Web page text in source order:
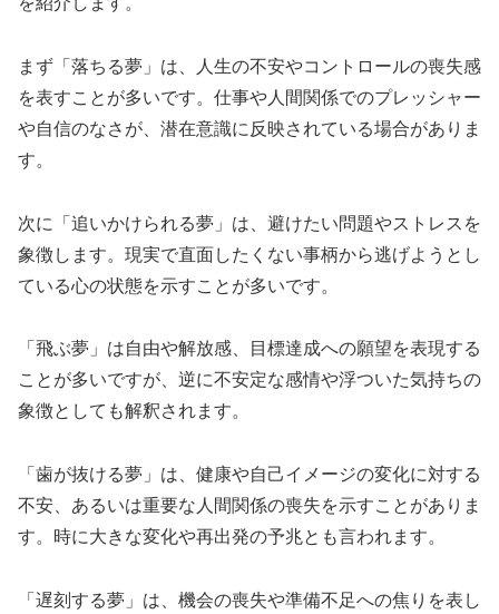
まず「落ちる夢」は、人生の不安やコントロールの喪失感
を表すことが多いです。仕事や人間関係でのプレッシャー
や自信のなさが、潜在意識に反映されている場合がありま
す。
次に「追いかけられる夢」は、避けたい問題やストレスを
象徴します。現実で直面したくない事柄から逃げようとし
ている心の状態を示すことが多いです。
「飛ぶ夢」は自由や解放感、目標達成への願望を表現する
ことが多いですが、逆に不安定な感情や浮ついた気持ちの
象徴としても解釈されます。
「歯が抜ける夢」は、健康や自己イメージの変化に対する
不安、あるいは重要な人間関係の喪失を示すことがありま
す。時に大きな変化や再出発の予兆とも言われます。
「遅刻する夢」は、機会の喪失や準備不足への焦りを表し